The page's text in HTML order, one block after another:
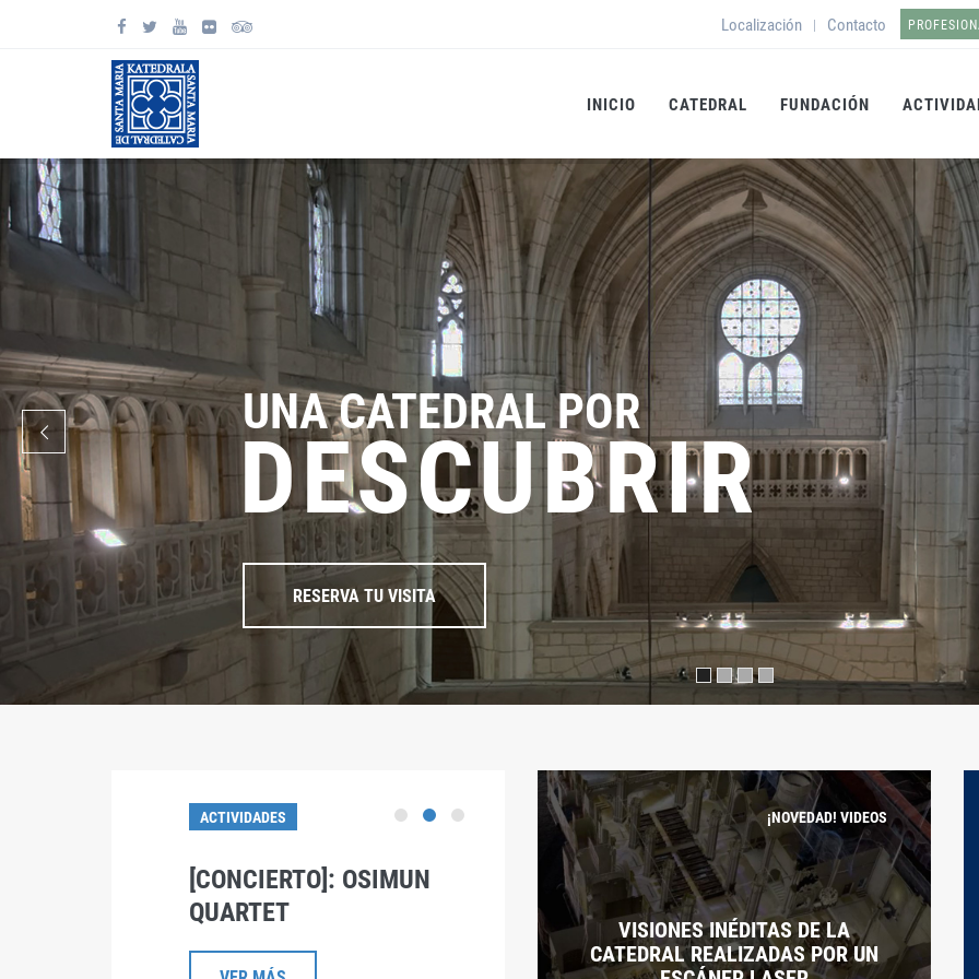
Localización | Contacto
INICIO CATEDRAL FUNDACIÓN
UNA CATEDRAL POR
DESCUBRIR
RESERVA TU VISITA
ACTIVIDADES
[CONCIERTO]: OSIMUN
QUARTET
ACTIVIDADES
UN PÓRTICO DE CINE: ALTAS
CAPACIDADES
¡NOVEDAD! VIDEOS
VISIONES INÉDITAS DE LA
CATEDRAL REALIZADAS POR UN